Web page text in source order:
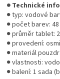
● Technické
● typ: vodové
● počet barev:
● průměr tablet:
● provedení:
● materiál
● vlastnosti:
● balení: 1 sada